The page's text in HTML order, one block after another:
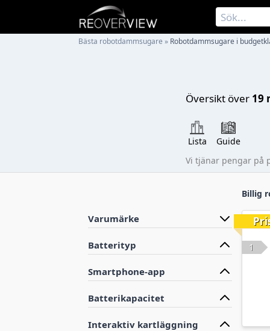
Bästa robotdammsugare » Robotdammsugare i
Översikt över 19
Lista
Guide
Vi tjänar pengar på
Varumärke
Batterityp
Smartphone-app
Batterikapacitet
Interaktiv kartläggning
Billig
1